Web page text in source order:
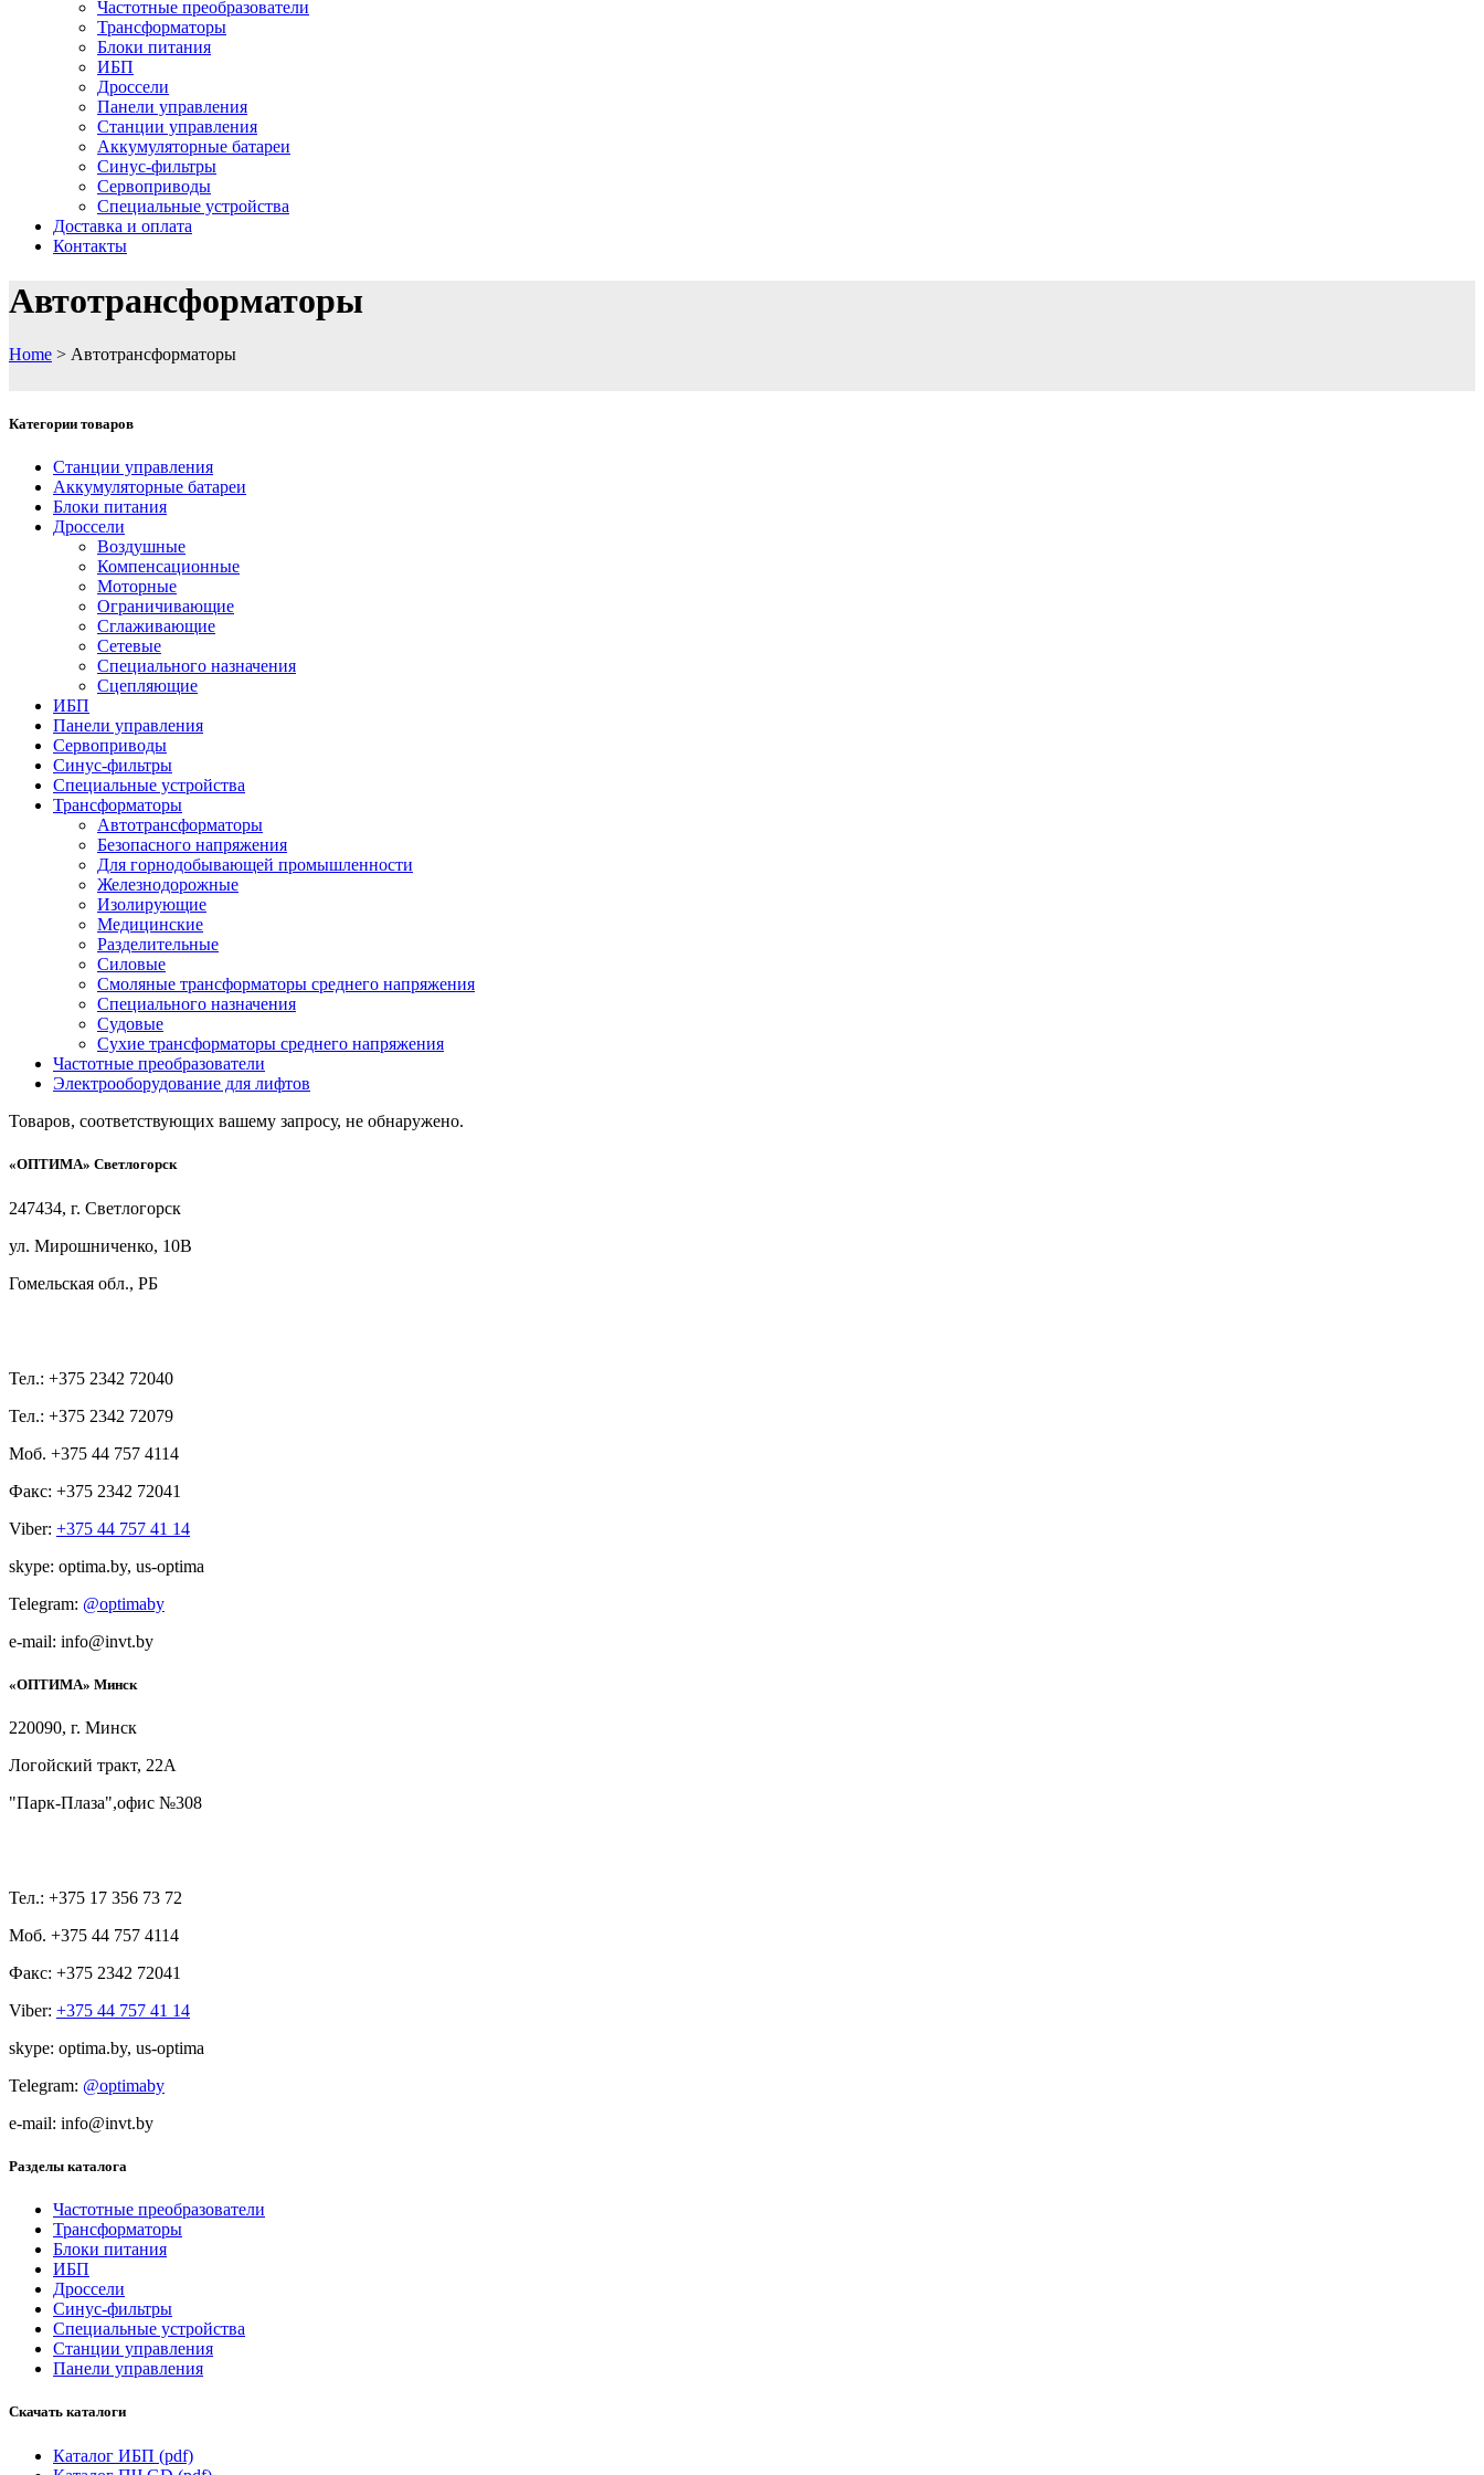
Частотные преобразователи
Трансформаторы
Блоки питания
ИБП
Дроссели
Панели управления
Cтанции управления
Аккумуляторные батареи
Синус-фильтры
Сервоприводы
Специальные устройства
Доставка и оплата
Контакты
Автотрансформаторы
Home > Автотрансформаторы
Категории товаров
Cтанции управления
Аккумуляторные батареи
Блоки питания
Дроссели
Воздушные
Компенсационные
Моторные
Ограничивающие
Сглаживающие
Сетевые
Специального назначения
Сцепляющие
ИБП
Панели управления
Сервоприводы
Синус-фильтры
Специальные устройства
Трансформаторы
Автотрансформаторы
Безопасного напряжения
Для горнодобывающей промышленности
Железнодорожные
Изолирующие
Медицинские
Разделительные
Силовые
Смоляные трансформаторы среднего напряжения
Специального назначения
Судовые
Сухие трансформаторы среднего напряжения
Частотные преобразователи
Электрооборудование для лифтов
Товаров, соответствующих вашему запросу, не обнаружено.
«ОПТИМА» Светлогорск
247434, г. Светлогорск
ул. Мирошниченко, 10В
Гомельская обл., РБ
Тел.: +375 2342 72040
Тел.: +375 2342 72079
Моб. +375 44 757 4114
Факс: +375 2342 72041
Viber: +375 44 757 41 14
skype: optima.by, us-optima
Telegram: @optimaby
e-mail: info@invt.by
«ОПТИМА» Минск
220090, г. Минск
Логойский тракт, 22А
"Парк-Плаза",офис №308
Тел.: +375 17 356 73 72
Моб. +375 44 757 4114
Факс: +375 2342 72041
Viber: +375 44 757 41 14
skype: optima.by, us-optima
Telegram: @optimaby
e-mail: info@invt.by
Разделы каталога
Частотные преобразователи
Трансформаторы
Блоки питания
ИБП
Дроссели
Синус-фильтры
Специальные устройства
Cтанции управления
Панели управления
Скачать каталоги
Каталог ИБП (pdf)